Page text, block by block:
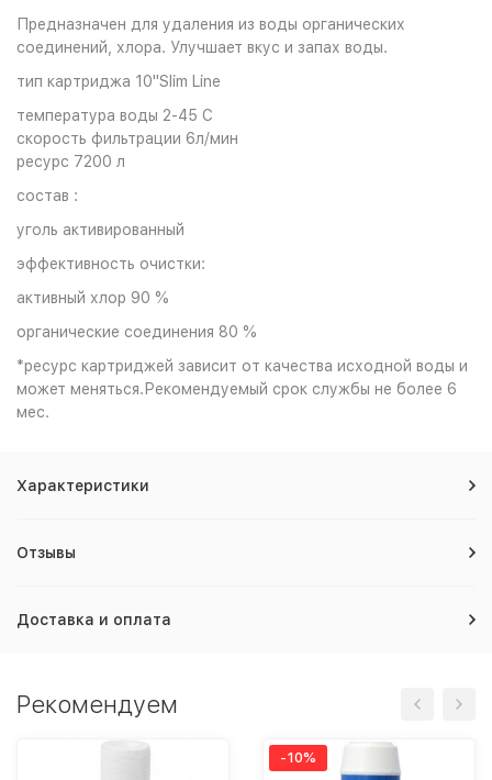
Предназначен для удаления из воды органических
соединений, хлора. Улучшает вкус и запах воды.
тип картриджа 10"Slim Line
температура воды 2-45 С
скорость фильтрации 6л/мин
ресурс 7200 л
состав :
уголь активированный
эффективность очистки:
активный хлор 90 %
органические соединения 80 %
*ресурс картриджей зависит от качества исходной воды и
может меняться.Рекомендуемый срок службы не более 6
мес.
Характеристики
Отзывы
Доставка и оплата
Рекомендуем
-10%